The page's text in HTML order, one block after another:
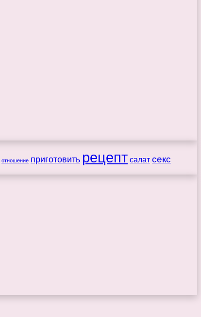
отношение приготовить рецепт салат секс